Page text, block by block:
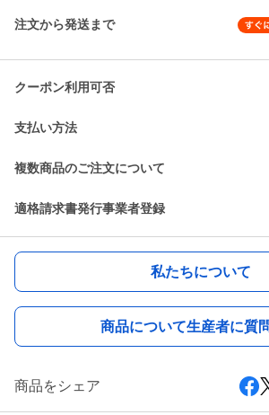
注文から発送まで
クーポン利用可否
支払い方法
複数商品のご注文について
適格請求書発行事業者登録
私たちについて
商品について生産者に質
商品をシェア